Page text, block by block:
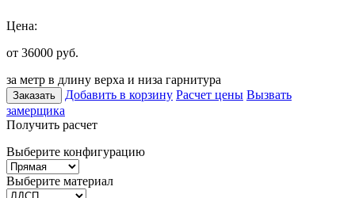
Цена:
от 36000 руб.
за метр в длину верха и низа гарнитура
Заказать Добавить в корзину Расчет цены Вызвать
замерщика
Получить расчет
Выберите конфигурацию
Выберите материал